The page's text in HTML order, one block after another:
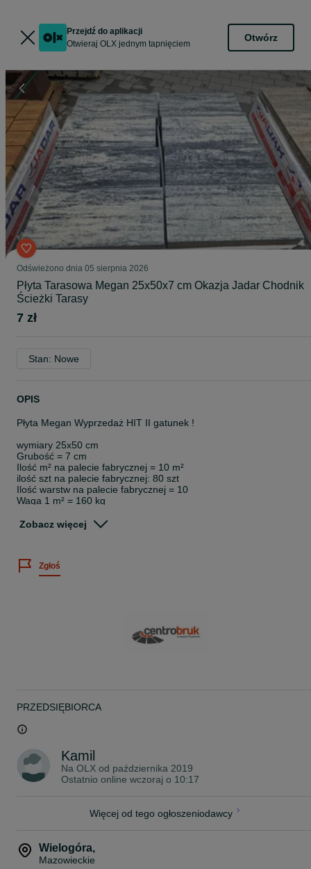
Przejdź do aplikacji
Otwieraj OLX jednym tapnięciem
Otwórz
Odświeżono dnia 05 sierpnia 2026
Płyta Tarasowa Megan 25x50x7 cm Okazja Jadar Chodnik
Ścieżki Tarasy
7 zł
Stan: Nowe
OPIS
Płyta Megan Wyprzedaż HIT II gatunek !
wymiary 25x50 cm
Grubość = 7 cm
Ilość m² na palecie fabrycznej = 10 m²
ilość szt na palecie fabrycznej: 80 szt
Ilość warstw na palecie fabrycznej = 10
Waga 1 m² = 160 kg
kolor: Arktyczny
miejsca wypoczynkowe w ogrodzie.
Zobacz więcej
Zgłoś
PRZEDSIĘBIORCA
Kamil
Na OLX od października 2019
Ostatnio online wczoraj o 10:17
Więcej od tego ogłoszeniodawcy
Wielogóra,
Mazowieckie